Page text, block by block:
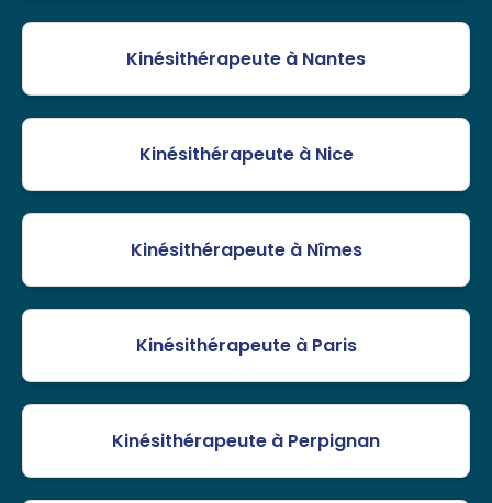
Kinésithérapeute à Nantes
Kinésithérapeute à Nice
Kinésithérapeute à Nîmes
Kinésithérapeute à Paris
Kinésithérapeute à Perpignan